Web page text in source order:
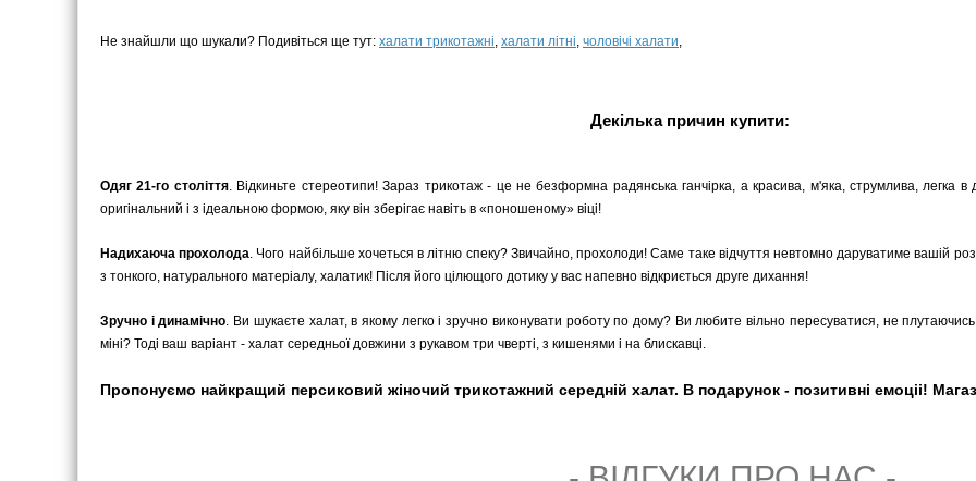
Не знайшли що шукали? Подивіться ще тут: халати трикотажні, халати літні, чоловічі халати,
Декілька причин купити:
Одяг 21-го століття. Відкиньте стереотипи! Зараз трикотаж - це не безформна радянська ганчірка, а красива, м'яка, струмлива, легка
оригінальний і з ідеальною формою, яку він зберігає навіть в «поношеному» віці!
Надихаюча прохолода. Чого найбільше хочеться в літню спеку? Звичайно, прохолоди! Саме таке відчуття невтомно даруватиме вашій
з тонкого, натурального матеріалу, халатик! Після його цілющого дотику у вас напевно відкриється друге дихання!
Зручно і динамічно. Ви шукаєте халат, в якому легко і зручно виконувати роботу по дому? Ви любите вільно пересуватися, не
міні? Тоді ваш варіант - халат середньої довжини з рукавом три чверті, з кишенями і на блискавці.
Пропонуємо найкращий персиковий жіночий трикотажний середній халат. В подарунок - позитивні емоціі!